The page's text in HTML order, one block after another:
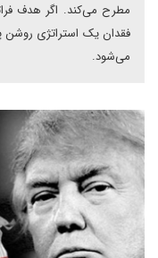
مطرح می‌کند. اگر هدف
فقدان یک استراتژی
می‌شود.